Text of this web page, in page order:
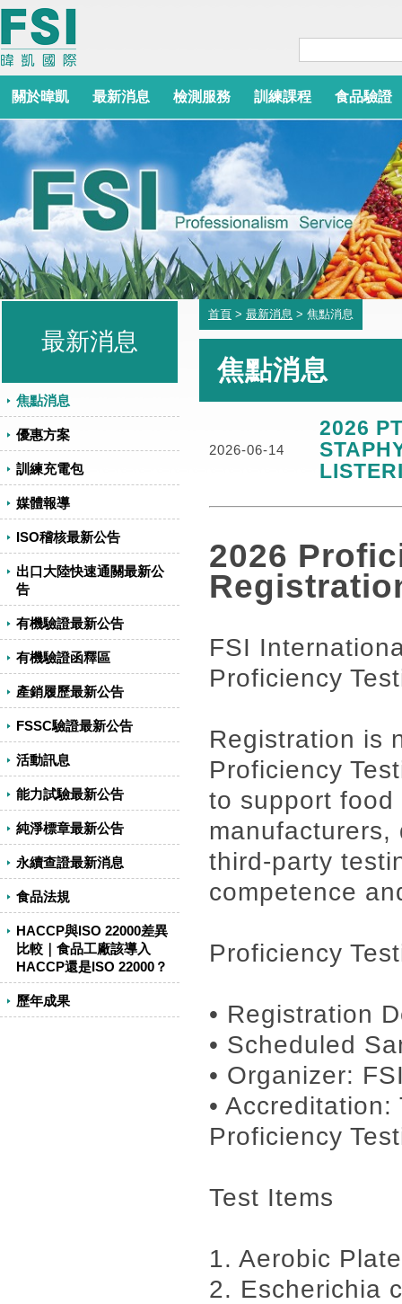
關於暐凱 最新消息 檢測服務 訓練課程 食品驗證
最新消息
焦點消息
優惠方案
訓練充電包
媒體報導
ISO稽核最新公告
出口大陸快速通關最新公
告
有機驗證最新公告
有機驗證函釋區
產銷履歷最新公告
FSSC驗證最新公告
活動訊息
能力試驗最新公告
純淨標章最新公告
永續查證最新消息
食品法規
HACCP與ISO 22000差異
比較｜食品工廠該導入
HACCP還是ISO 22000？
歷年成果
首頁 > 最新消息 > 焦點消息
焦點消息
2026-06-14
2026
2026
FSI
Proficiency
Registration is
Proficiency
to support
third-party
competence
Proficiency
• Registration
• Scheduled
• Organizer:
•
Proficiency
Test Items
1. Aerobic
2. Escherichia